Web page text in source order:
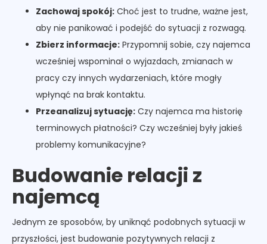
Zachowaj spokój: Choć jest to trudne, ważne jest,
aby nie panikować i podejść do sytuacji z rozwagą.
Zbierz informacje: Przypomnij sobie, czy najemca
wcześniej wspominał o wyjazdach, zmianach w
pracy czy innych wydarzeniach, które mogły
wpłynąć na brak kontaktu.
Przeanalizuj sytuację: Czy najemca ma historię
terminowych płatności? Czy wcześniej były jakieś
problemy komunikacyjne?
Budowanie relacji z
najemcą
Jednym ze sposobów, by uniknąć podobnych sytuacji w
przyszłości, jest budowanie pozytywnych relacji z